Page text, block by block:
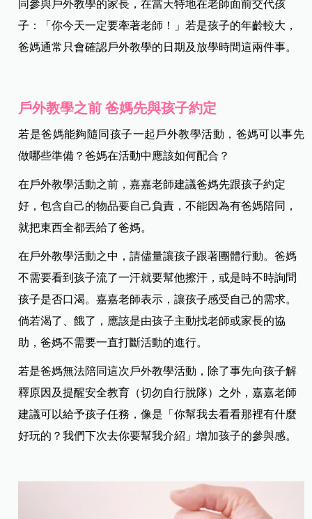
同參與戶外教學的家長，在當天特地在老師面前交代孩
子：「你今天一定要牽著老師！」若是孩子的年齡較大，
爸媽通常只會確認戶外教學的日期及放學時間這兩件事。
戶外教學之前 爸媽先與孩子約定
若是爸媽能夠隨同孩子一起戶外教學活動，爸媽可以事先
做哪些準備？爸媽在活動中應該如何配合？
在戶外教學活動之前，嘉嘉老師建議爸媽先跟孩子約定
好，包含自己的物品要自己負責，不能因為有爸媽陪同，
就把東西全都丟給了爸媽。
在戶外教學活動之中，請儘量讓孩子跟著團體行動。爸媽
不需要看到孩子流了一汗就要幫他擦汗，或是時不時詢問
孩子是否口渴。嘉嘉老師表示，讓孩子感受自己的需求。
倘若渴了、餓了，應該是由孩子主動找老師或家長的協
助，爸媽不需要一直打斷活動的進行。
若是爸媽無法陪同這次戶外教學活動，除了事先向孩子解
釋原因及提醒安全教育（切勿自行脫隊）之外，嘉嘉老師
建議可以給予孩子任務，像是「你幫我去看看那裡有什麼
好玩的？我們下次去你要幫我介紹」增加孩子的參與感。